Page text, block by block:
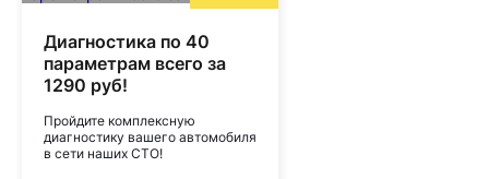
Диагностика по 40
параметрам всего за
1290 руб!
Пройдите комплексную
диагностику вашего автомобиля
в сети наших СТО!